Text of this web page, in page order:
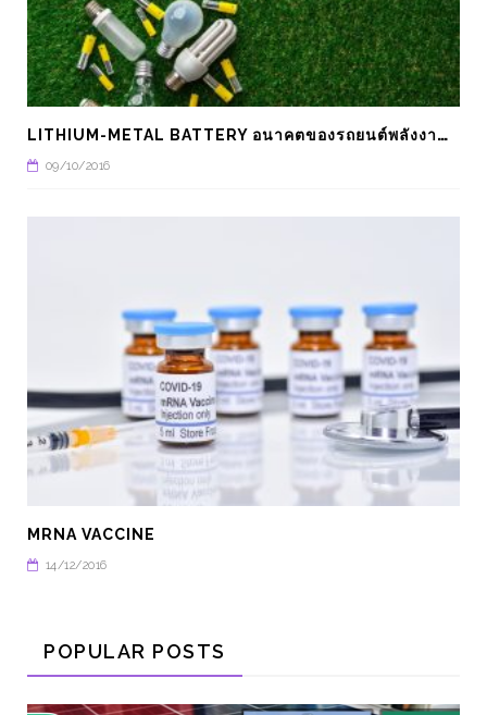
L
ITHIUM-METAL BATTERY อนาคตของรถยนต์พลังงานไฟฟ้า
09/10/2016
MRNA VACCINE
14/12/2016
POPULAR POSTS